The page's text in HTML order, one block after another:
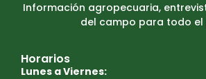
Información agropecuaria,
del campo para todo el
Horarios
Lunes a Viernes: